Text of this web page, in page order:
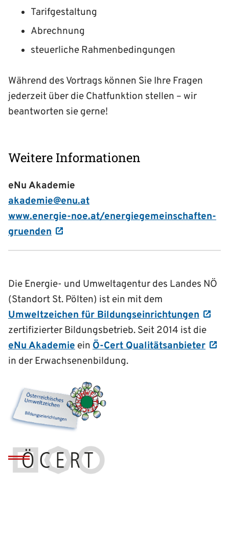
Tarifgestaltung
Abrechnung
steuerliche Rahmenbedingungen
Während des Vortrags können Sie Ihre Fragen
jederzeit über die Chatfunktion stellen – wir
beantworten sie gerne!
Weitere Informationen
eNu Akademie
akademie@enu.at
www.energie-noe.at/energiegemeinschaften-
gruenden
Die Energie- und Umweltagentur des Landes NÖ
(Standort St. Pölten) ist ein mit dem
Umweltzeichen für Bildungseinrichtungen
zertifizierter Bildungsbetrieb. Seit 2014 ist die
eNu Akademie ein Ö-Cert Qualitätsanbieter
in der Erwachsenenbildung.